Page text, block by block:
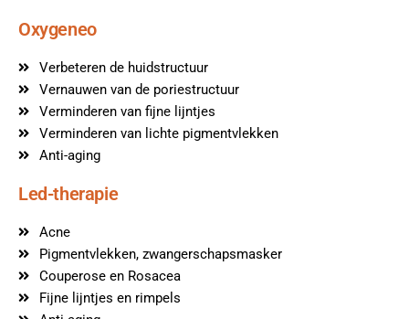
Oxygeneo
Verbeteren de huidstructuur
Vernauwen van de poriestructuur
Verminderen van fijne lijntjes
Verminderen van lichte pigmentvlekken
Anti-aging
Led-therapie
Acne
Pigmentvlekken, zwangerschapsmasker
Couperose en Rosacea
Fijne lijntjes en rimpels